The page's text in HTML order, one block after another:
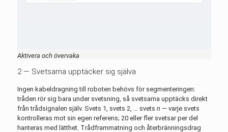
Aktivera och övervaka
2 — Svetsarna upptäcker sig själva
Ingen kabeldragning till roboten behövs för segmenteringen:
tråden rör sig bara under svetsning, så svetsarna upptäcks direkt
från trådsignalen själv. Svets 1, svets 2, … svets n— varje svets
kontrolleras mot sin egen referens; 20 eller fler svetsar per del
hanteras med lätthet. Trådframmatning och återbränningsdrag